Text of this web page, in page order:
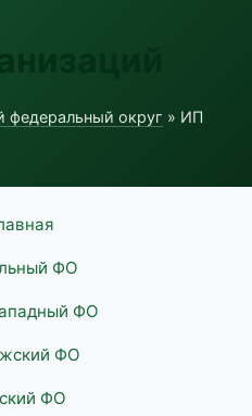
федеральный округ » ИП
ФО
ФО
ФО
ФО